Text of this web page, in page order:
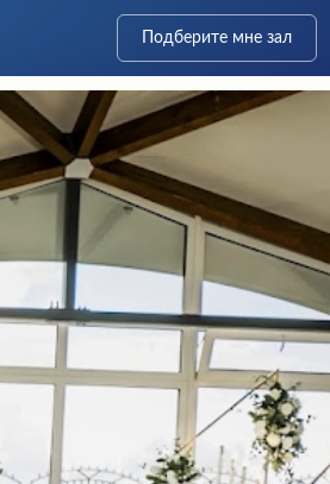
Подберите мне зал